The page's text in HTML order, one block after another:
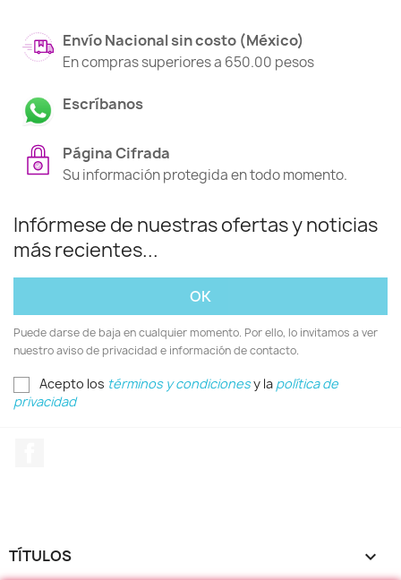
Envío Nacional sin costo (México)
En compras superiores a 650.00 pesos
Escríbanos
Página Cifrada
Su información protegida en todo momento.
Infórmese de nuestras ofertas y noticias
más recientes...
Puede darse de baja en cualquier momento. Por ello, lo invitamos a ver
nuestro aviso de privacidad e información de contacto.
Acepto los términos y condicionesy la política de
privacidad
TÍTULOS 